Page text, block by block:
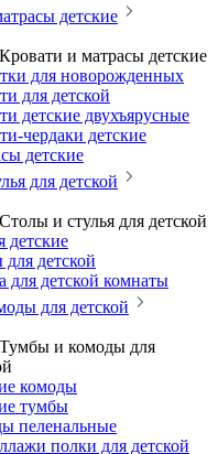
детские
Кровати и матрасы детские
для новорожденных
для детской
детские двухъярусные
чердаки детские
детские
для детской
Столы и стулья для детской
детские
детской
для детской комнаты
для детской
Тумбы и комоды для
комоды
тумбы
пеленальные
полки для детской